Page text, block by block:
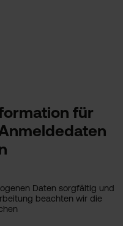
für
Daten sorgfältig und
beachten wir die